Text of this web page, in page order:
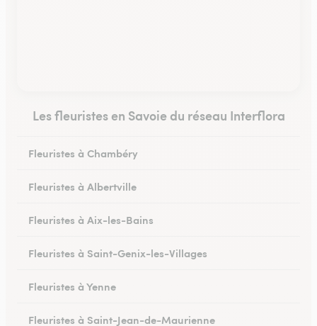
Les fleuristes en Savoie du réseau Interflora
Fleuristes à Chambéry
Fleuristes à Albertville
Fleuristes à Aix-les-Bains
Fleuristes à Saint-Genix-les-Villages
Fleuristes à Yenne
Fleuristes à Saint-Jean-de-Maurienne